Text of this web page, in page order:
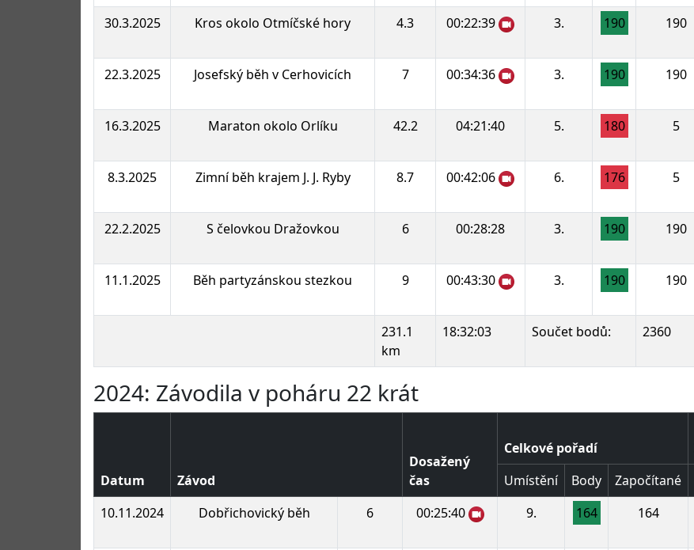
30.3.2025
Kros okolo Otmíčské hory 4.3 00:22:39 3. 190 190
22.3.2025
Josefský běh v Cerhovicích 7 00:34:36 3. 190 190
16.3.2025
Maraton okolo Orlíku 42.2 04:21:40 5. 180 5
8.3.2025
Zimní běh krajem J. J. Ryby 8.7 00:42:06 6. 176 5
22.2.2025
S čelovkou Dražovkou 6 00:28:28 3. 190 190
11.1.2025
Běh partyzánskou stezkou 9 00:43:30 3. 190 190
231.1
km
18:32:03 Součet bodů: 2360
2024: Závodila v poháru 22 krát
Datum Závod
Dosažený
čas
Celkové pořadí
Umístění
Body Započítané
10.11.2024
Dobřichovický běh 6 00:25:40 9. 164 164